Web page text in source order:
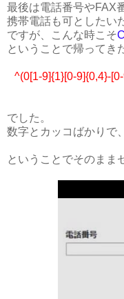
最後は電話番号やFAX
携帯電話も可としたい
ですが、こんな時こそ
ということで帰ってき
^(0[1-9]{1}[0-9]{0,4}-
でした。
数字とカッコばかりで
ということでそのまま